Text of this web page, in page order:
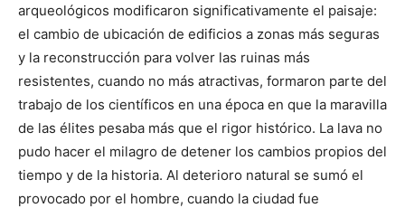
arqueológicos modificaron significativamente el paisaje:
el cambio de ubicación de edificios a zonas más seguras
y la reconstrucción para volver las ruinas más
resistentes, cuando no más atractivas, formaron parte del
trabajo de los científicos en una época en que la maravilla
de las élites pesaba más que el rigor histórico. La lava no
pudo hacer el milagro de detener los cambios propios del
tiempo y de la historia. Al deterioro natural se sumó el
provocado por el hombre, cuando la ciudad fue